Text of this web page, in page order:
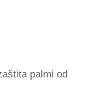
palmi od